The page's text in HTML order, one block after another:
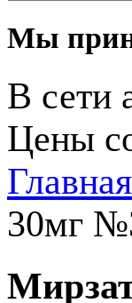
Мы
В сети
Цены
Главная
30мг